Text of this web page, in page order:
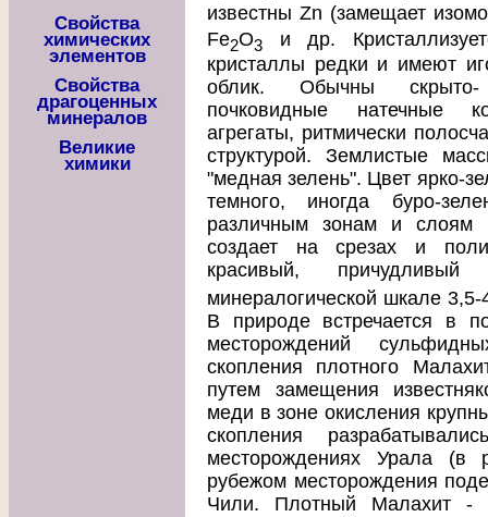
Свойства
химических
элементов
Свойства
драгоценных
минералов
Великие
химики
известны Zn (замещает
Fе2О3 и др.
кристаллы редки и имеют
облик. Обычны скрыто-
почковидные натечные
агрегаты, ритмически
структурой. Землистые
"медная зелень". Цвет ярко-
темного, иногда буро-
различным зонам и слоям
создает на срезах и
красивый,
минералогической шкале
В природе встречается в
месторождений
скопления плотного
путем замещения
меди в зоне окисления
скопления
месторождениях Урала (в
рубежом месторождения
Чили. Плотный Малахит -